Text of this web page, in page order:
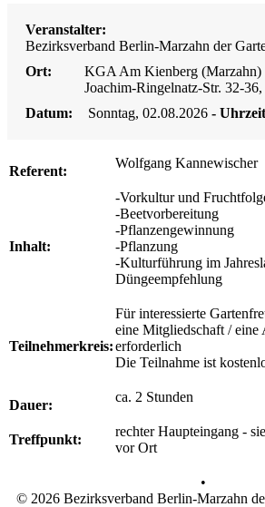
Veranstalter:
Bezirksverband Berlin-Marzahn der
Ort:
KGA Am Kienberg (Marzahn)
Joachim-Ringelnatz-Str. 32-
Datum:
Sonntag, 02.08.2026 -
Referent:
Wolfgang Kannewischer
Inhalt:
-Vorkultur und
-Beetvorbereitung
-Pflanzengewinnung
-Pflanzung
-Kulturführung im
Düngeempfehlung
Teilnehmerkreis:
Für interessierte
eine Mitgliedschaft / eine
erforderlich
Die Teilnahme ist
Dauer:
ca. 2 Stunden
Treffpunkt:
rechter Haupteingang -
vor Ort
•
© 2026 Bezirksverband Berlin-Marzahn